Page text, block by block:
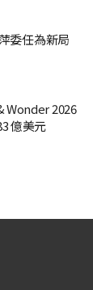
委任為新局
Wonder 2026
億美元